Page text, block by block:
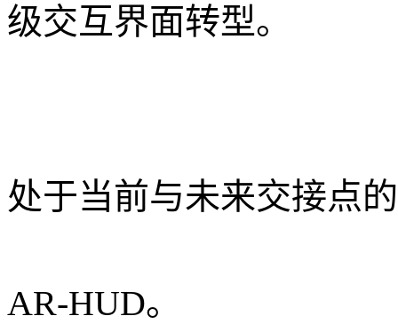
级交互界面转型。
处于当前与未来交接点
AR-HUD。